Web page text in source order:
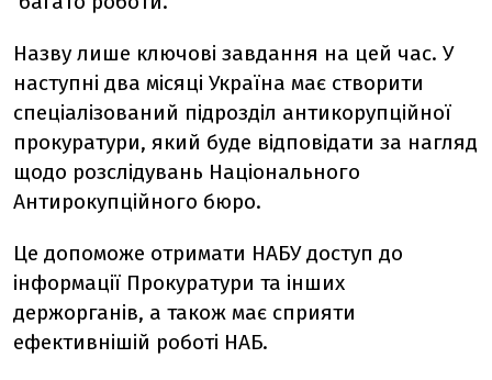
Назву лише ключові завдання на цей час. У
наступні два місяці Україна має створити
спеціалізований підрозділ антикорупційної
прокуратури, який буде відповідати за нагляд
щодо розслідувань Національного
Антирокупційного бюро.
Це допоможе отримати НАБУ доступ до
інформації Прокуратури та інших
держорганів, а також має сприяти
ефективнішій роботі НАБ.